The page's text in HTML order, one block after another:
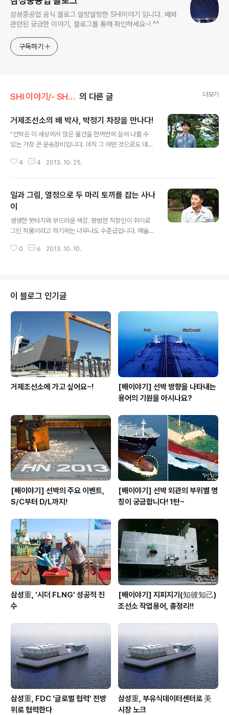
삼성중공업 공식 블로그 말랑말랑한 SHI이야기 입니다. 배와
관련된 궁금한 이야기, 블로그를 통해 확인하세요~! ^^
구독하기
SHI 이야기/- SHI 사람들 의 다른 글 더보기
거제조선소의 배 박사, 박정기 차장을 만나다!
"선박은 이 세상에서 많은 물건을 한꺼번에 실어 나를 수
있는 가장 큰 운송장비입니다. 아직 그 어떤 것으로도 대체
서 대한민국이 1등이죠. 전세계에서 1등인 이 선박을, 그것
을 느낄 수 있습니다." 선체 길이 488미터. 축구장 4개를
이은 길이보다 더 깁니다. 게다가 전체 중량은 26만톤, 여
기에 사용된 철판 무게만도 17만톤에 달합니다. 단순히 사
이즈만 들어도 어마어마 합니다. 바로 삼성중공업이 건조
중인 세계 최대 LNG-FPSO의 사이즈입니다. 이 설비의
설계를 '거제조선소의 배 박사' 박정기 차장이 담당하고 있
4 4 2013. 10. 25.
일과 그림, 열정으로 두 마리 토끼를 잡는 사나
이
생생한 붓터치와 부드러운 색감. 평범한 직장인이 취미로
그린 작품이라고 하기에는 너무나도 수준급입니다. 예술적
삼성중공업 생산기술팀 서운영 대리. 남자다운 외모와 다
영 대리의 어릴적 꿈은 유명한 화가가 되는 것. 학창시절부
터 뛰어난 그림실력으로 교실 뒤 게시판에는 늘 그의 그림
이 걸려있었고, 학교 대표로 미술대회도 나가 상도 많이 받
았습니다. 하지만, 예술은 경제적 뒷받침이 따라야 했기에
안타깝지만 취미로 만족해야 했습니다. 서 대리가 다시 그
림을 그리게 된 것은 삼성중공업 입사 이후..
0 6 2013. 10. 10.
이 블로그 인기글
거제조선소에 가고 싶어요~!
[배이야기] 선박 방향을 나타내는
용어의 기원을 아시나요?
[배이야기] 선박의 주요 이벤트,
S/C부터 D/L까지!
[배이야기] 선박 외관의 부위별 명
칭이 궁금합니다! 1탄~
삼성重, '시더 FLNG' 성공적 진
수
[배이야기] 지피지기(知彼知己)
조선소 작업용어, 총정리!!
삼성重, FDC '글로벌 협력' 전방
위로 협력한다
삼성重, 부유식데이터센터로 美
시장 노크